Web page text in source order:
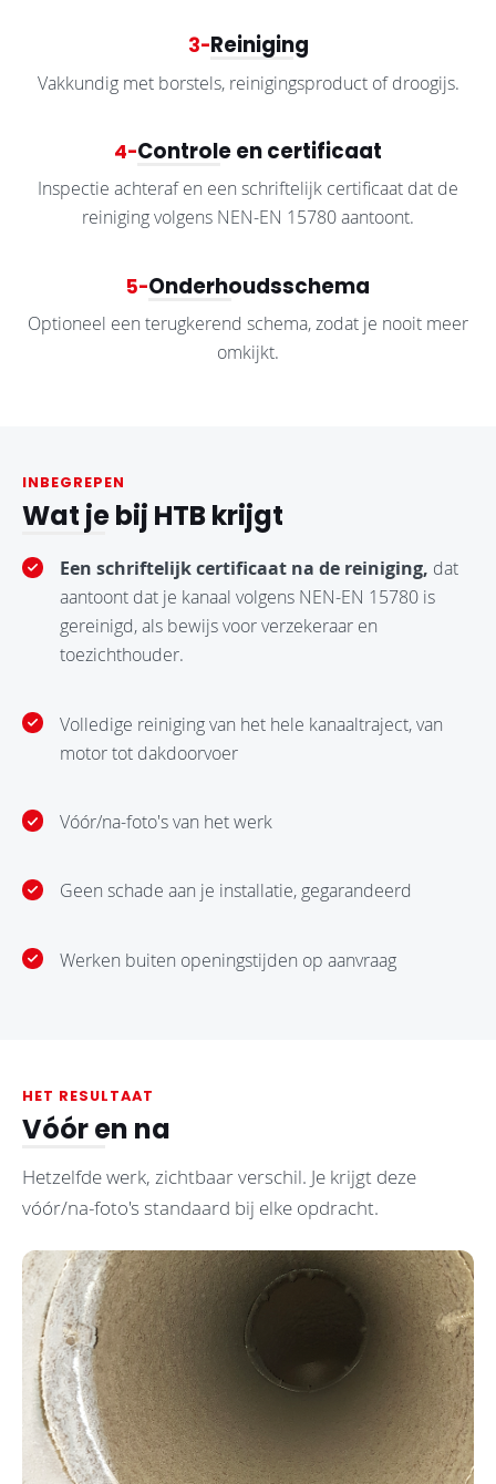
3 Reiniging
Vakkundig met borstels, reinigingsproduct of droogijs.
4 Controle en certificaat
Inspectie achteraf en een schriftelijk certificaat dat de
reiniging volgens NEN-EN 15780 aantoont.
5 Onderhoudsschema
Optioneel een terugkerend schema, zodat je nooit meer
omkijkt.
INBEGREPEN
Wat je bij HTB krijgt
Een schriftelijk certificaat na de reiniging, dat
aantoont dat je kanaal volgens NEN-EN 15780 is
gereinigd, als bewijs voor verzekeraar en
toezichthouder.
Volledige reiniging van het hele kanaaltraject, van
motor tot dakdoorvoer
Vóór/na-foto's van het werk
Geen schade aan je installatie, gegarandeerd
Werken buiten openingstijden op aanvraag
HET RESULTAAT
Vóór en na
Hetzelfde werk, zichtbaar verschil. Je krijgt deze
vóór/na-foto's standaard bij elke opdracht.